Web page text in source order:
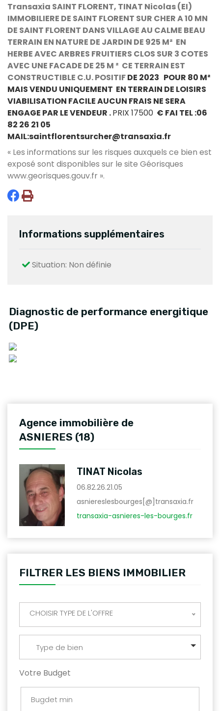
Transaxia SAINT FLORENT, TINAT Nicolas (EI)
IMMOBILIERE DE SAINT FLORENT SUR CHER A 10 MN
DE SAINT FLORENT DANS VILLAGE AU CALME BEAU
TERRAIN EN NATURE DE JARDIN DE 925 M² EN
HERBE AVEC ARBRES FRUITIERS CLOS SUR 3 COTES
AVEC UNE FACADE DE 25 M ² CE TERRAIN EST
CONSTRUCTIBLE C.U. POSITIFDE 2023 POUR 80 M²
MAIS VENDU UNIQUEMENT EN TERRAIN DE LOISIRS
VIABILISATION FACILE AUCUN FRAIS NE SERA
ENGAGE PAR LE VENDEUR .PRIX 17500 € FAI TEL :06
82 26 21 05
MAIL:saintflorentsurcher@transaxia.fr
« Les informations sur les risques auxquels ce bien est
exposé sont disponibles sur le site Géorisques
www.georisques.gouv.fr ».
Informations supplémentaires
Situation: Non définie
Diagnostic de performance energitique
(DPE)
Agence immobilière de
ASNIERES (18)
TINAT Nicolas
06.82.26.21.05
asniereslesbourges[@]transaxia.fr
transaxia-asnieres-les-bourges.fr
FILTRER LES BIENS IMMOBILIER
CHOISIR TYPE DE L'OFFRE
Type de bien
Votre Budget